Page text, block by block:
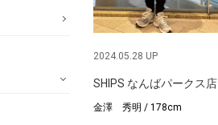
2024.05.28 UP
SHIPS なんばパークス店
金澤 秀明 / 178cm